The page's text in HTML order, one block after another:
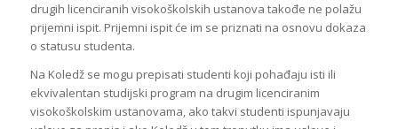
drugih licenciranih visokoškolskih ustanova takođe ne polažu
prijemni ispit. Prijemni ispit će im se priznati na osnovu dokaza
o statusu studenta.
Na Koledž se mogu prepisati studenti koji pohađaju isti ili
ekvivalentan studijski program na drugim licenciranim
visokoškolskim ustanovama, ako takvi studenti ispunjavaju